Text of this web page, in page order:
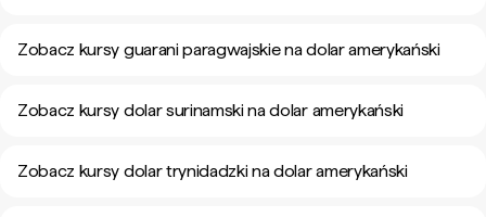
Zobacz kursy guarani paragwajskie na dolar amerykański
Zobacz kursy dolar surinamski na dolar amerykański
Zobacz kursy dolar trynidadzki na dolar amerykański